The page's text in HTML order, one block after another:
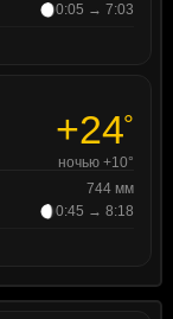
0:05 → 7:03
+24°
ночью +10°
744 мм
0:45 → 8:18